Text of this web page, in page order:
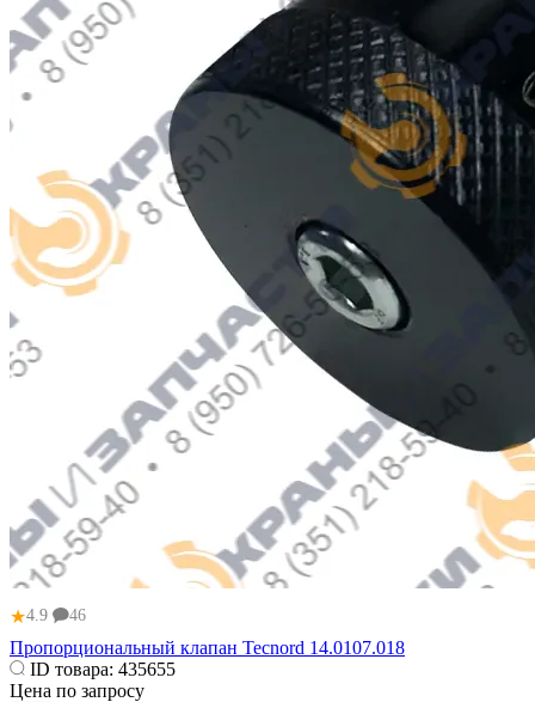
★4.9 46
Пропорциональный клапан Tecnord 14.0107.018
ID товара: 435655
Цена по запросу